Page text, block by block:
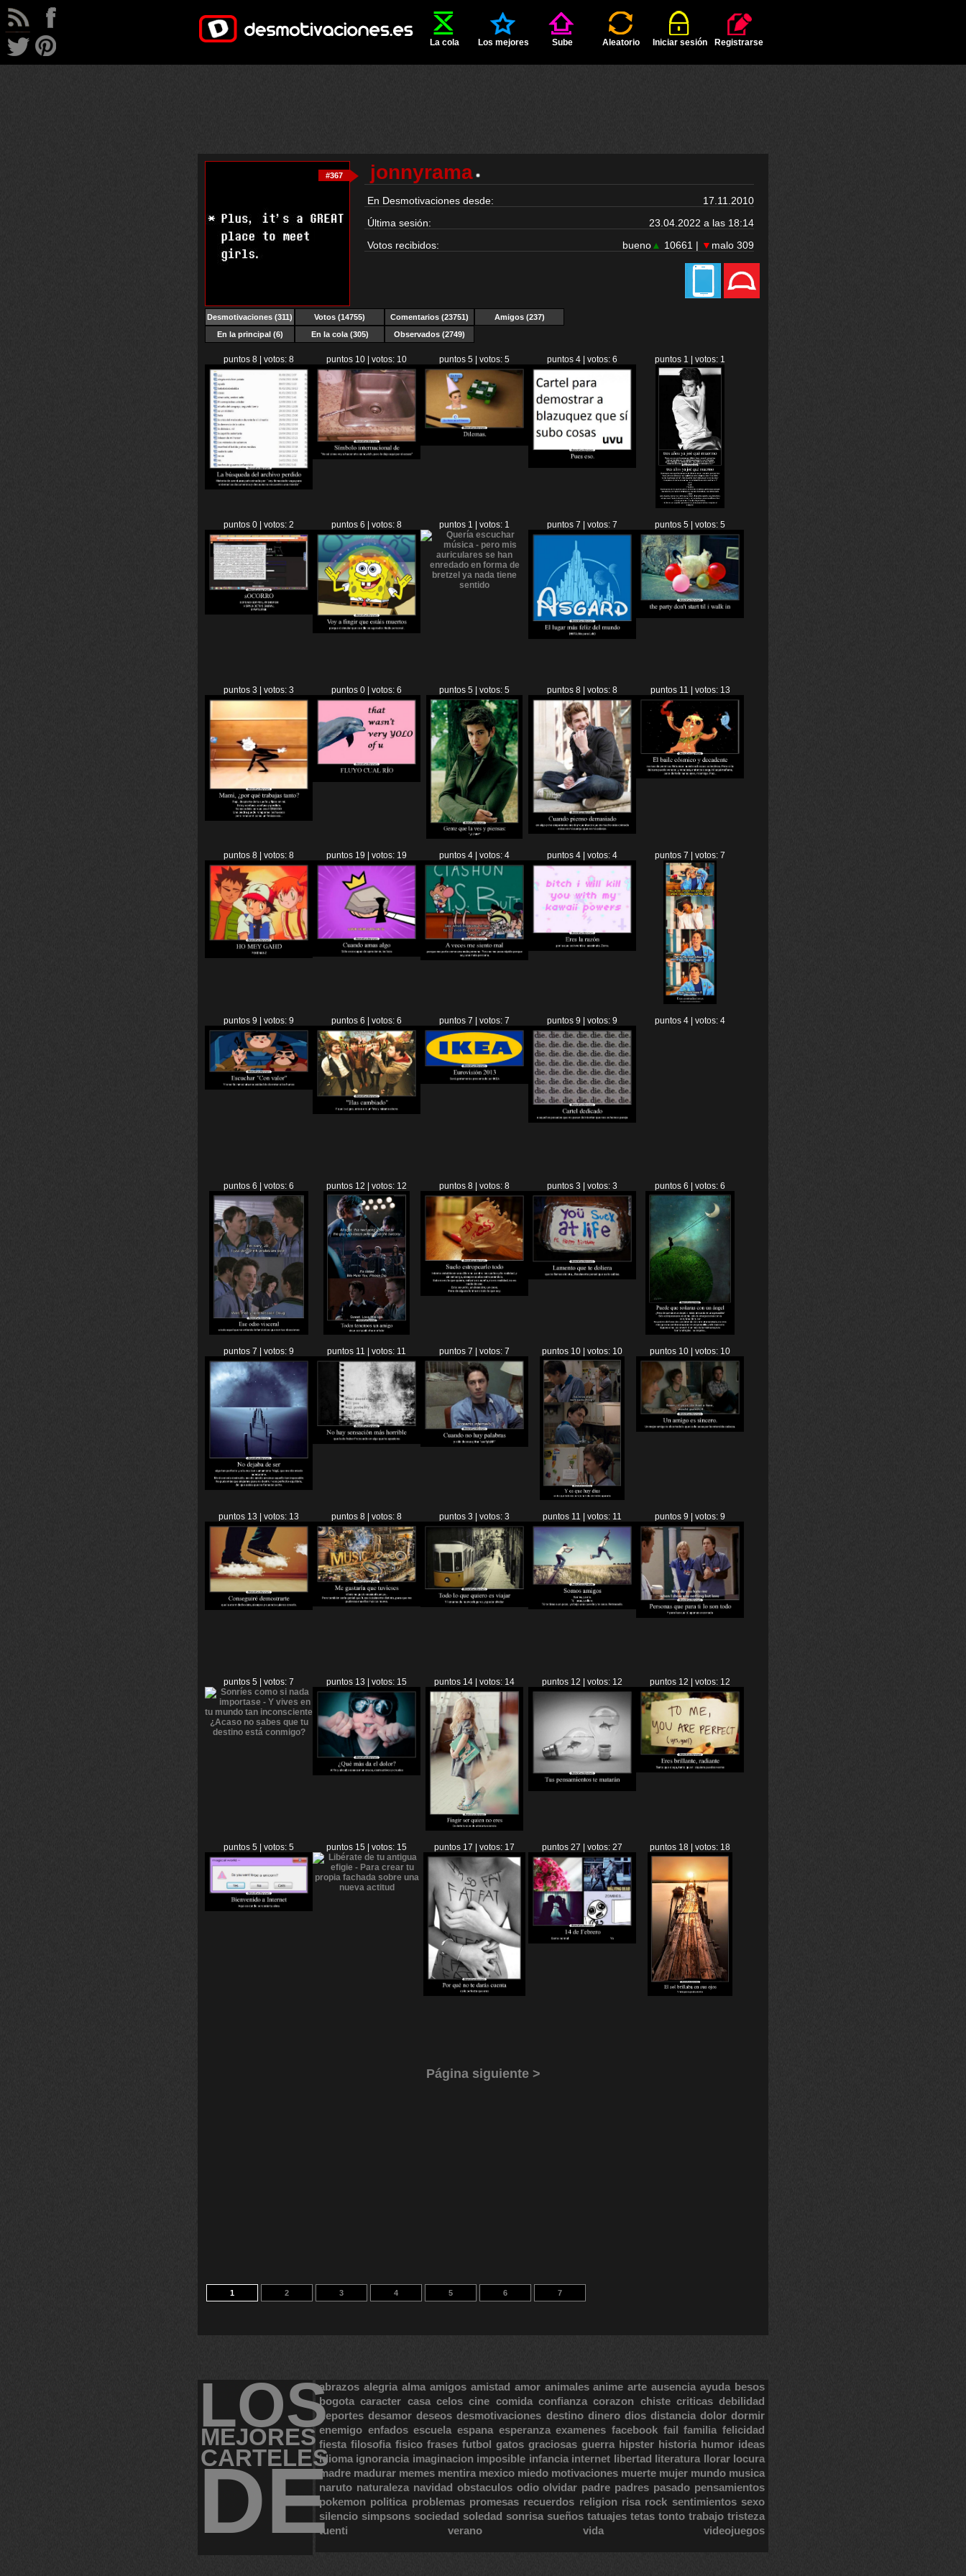
La cola Los mejores Sube Aleatorio Iniciar sesión Registrarse
#367 jonnyrama
En Desmotivaciones desde:
17.11.2010
Última sesión:
23.04.2022 a las 18:14
Votos recibidos:
bueno▲ 10661 | ▼ malo 309
Desmotivaciones (311) Votos (14755) Comentarios (23751)
Amigos (237)
En la principal (6)
En la cola (305) Observados (2749)
puntos 8 | votos: 8 puntos 10 | votos: 10 puntos 5 | votos: 5 puntos 4 | votos: 6 puntos 1 | votos: 1
puntos 0 | votos: 2 puntos 6 | votos: 8 puntos 1 | votos: 1 puntos 7 | votos: 7 puntos 5 | votos: 5
puntos 3 | votos: 3 puntos 0 | votos: 6 puntos 5 | votos: 5 puntos 8 | votos: 8 puntos 11 | votos: 13
puntos 8 | votos: 8 puntos 19 | votos: 19 puntos 4 | votos: 4 puntos 4 | votos: 4 puntos 7 | votos: 7
puntos 9 | votos: 9 puntos 6 | votos: 6 puntos 7 | votos: 7 puntos 9 | votos: 9 puntos 4 | votos: 4
puntos 6 | votos: 6 puntos 12 | votos: 12 puntos 8 | votos: 8 puntos 3 | votos: 3 puntos 6 | votos: 6
puntos 7 | votos: 9 puntos 11 | votos: 11 puntos 7 | votos: 7 puntos 10 | votos: 10 puntos 10 | votos: 10
puntos 13 | votos: 13 puntos 8 | votos: 8 puntos 3 | votos: 3 puntos 11 | votos: 11 puntos 9 | votos: 9
puntos 5 | votos: 7 puntos 13 | votos: 15 puntos 14 | votos: 14 puntos 12 | votos: 12 puntos 12 | votos: 12
puntos 5 | votos: 5 puntos 15 | votos: 15 puntos 17 | votos: 17 puntos 27 | votos: 27 puntos 18 | votos: 18
Página siguiente >
1 2 3 4 5 6 7
LOS
MEJORES
CARTELES
DE
abrazos alegria alma amigos amistad amor animales anime arte ausencia ayuda besos
bogota caracter casa celos cine comida confianza corazon chiste criticas debilidad
deportes desamor deseos desmotivaciones destino dinero dios distancia dolor dormir
enemigo enfados escuela espana esperanza examenes facebook fail familia felicidad
fiesta filosofia fisico frases futbol gatos graciosas guerra hipster historia humor ideas
idioma ignorancia imaginacion imposible infancia internet libertad literatura llorar locura
madre madurar memes mentira mexico miedo motivaciones muerte mujer mundo musica
naruto naturaleza navidad obstaculos odio olvidar padre padres pasado pensamientos
pokemon politica problemas promesas recuerdos religion risa rock sentimientos sexo
silencio simpsons sociedad soledad sonrisa sueños tatuajes tetas tonto trabajo tristeza
tuenti
verano vida videojuegos